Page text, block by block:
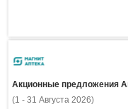
(1 - 31 Августа 2026)